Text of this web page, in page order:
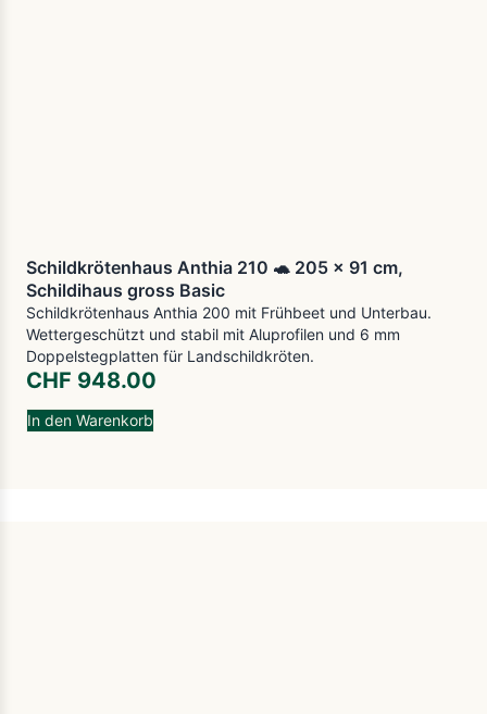
Schildkrötenhaus Anthia 210 🐢 205 x 91 cm,
Schildihaus gross Basic
Schildkrötenhaus Anthia 200 mit Frühbeet und Unterbau.
Wettergeschützt und stabil mit Aluprofilen und 6 mm
Doppelstegplatten für Landschildkröten.
CHF 948.00
In den Warenkorb